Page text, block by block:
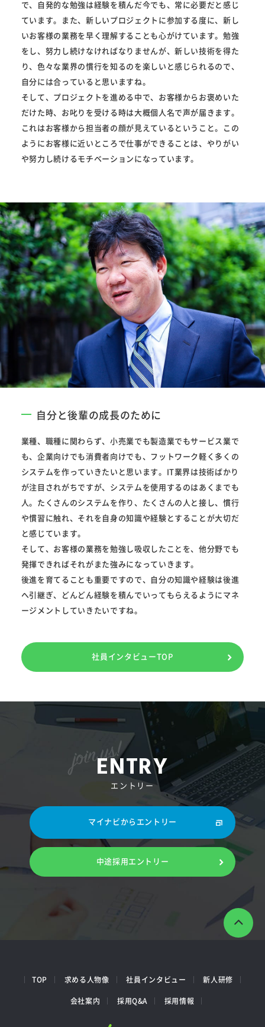
で、自発的な勉強は経験を積んだ今でも、常に必要だと感じ
ています。また、新しいプロジェクトに参加する度に、新し
いお客様の業務を早く理解することも心がけています。勉強
をし、努力し続けなければなりませんが、新しい技術を得た
り、色々な業界の慣行を知るのを楽しいと感じられるので、
自分には合っていると思いますね。
そして、プロジェクトを進める中で、お客様からお褒めいた
だけた時、お叱りを受ける時は大概個人名で声が届きます。
これはお客様から担当者の顔が見えているということ。この
ようにお客様に近いところで仕事ができることは、やりがい
や努力し続けるモチベーションになっています。
自分と後輩の成長のために
業種、職種に関わらず、小売業でも製造業でもサービス業で
も、企業向けでも消費者向けでも、フットワーク軽く多くの
システムを作っていきたいと思います。IT業界は技術ばかり
が注目されがちですが、システムを使用するのはあくまでも
人。たくさんのシステムを作り、たくさんの人と接し、慣行
や慣習に触れ、それを自身の知識や経験とすることが大切だ
と感じています。
そして、お客様の業務を勉強し吸収したことを、他分野でも
発揮できればそれがまた強みになっていきます。
後進を育てることも重要ですので、自分の知識や経験は後進
へ引継ぎ、どんどん経験を積んでいってもらえるようにマネ
ージメントしていきたいですね。
社員インタビューTOP
ENTRY
エントリー
マイナビからエントリー
中途採用エントリー
TOP 求める人物像 社員インタビュー 新人研修
会社案内 採用Q&A 採用情報